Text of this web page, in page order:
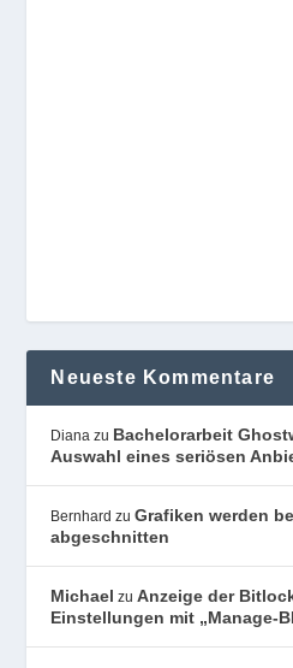
Neueste Kommentare
Diana zu Bachelorarbeit
Auswahl eines seriösen
Bernhard zuGrafiken werden
abgeschnitten
Michael zuAnzeige der
Einstellungen mit „Manage-